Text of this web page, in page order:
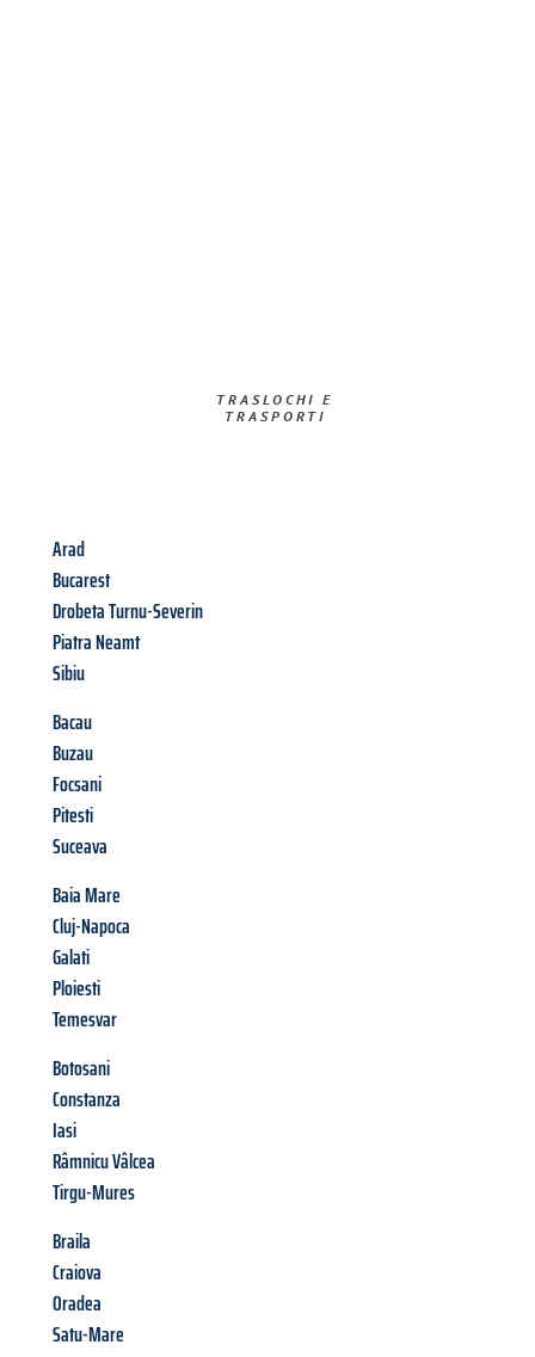
TRASLOCHI E
TRASPORTI​
Arad
Bucarest
Drobeta Turnu-Severin
Piatra Neamt
Sibiu
Bacau
Buzau
Focsani
Pitesti
Suceava
Baia Mare
Cluj-Napoca
Galati
Ploiesti
Temesvar
Botosani
Constanza
Iasi
Râmnicu Vâlcea
Tirgu-Mures
Braila
Craiova
Oradea
Satu-Mare